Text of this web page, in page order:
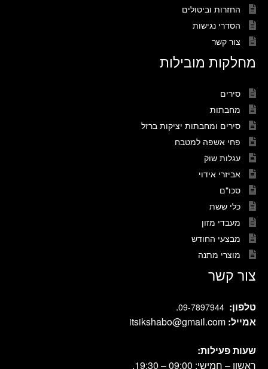
החזרות וביטולים
הסדרי נגישות
צור קשר
מחלקות מובילות
סירים
מחבתות
סירים ומחבתות יציקות ברזל
פחי אשפה למטבח
עגלות שוק
אביזרי אידוי
סכו"ם
כלי ששת
מעבדי מזון
מבצעי החודש
מוצרי מתנה
צור קשר
טלפון: 09-7897944
.
אמייל: itsikshabo@gmail.com
שעות פעילות:
ראשון – חמישי: 09:00 – 19:30.